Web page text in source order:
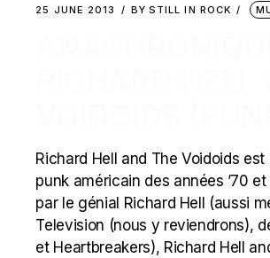
25 JUNE 2013 BY STILL IN ROCK
Richard Hell and The Voidoids
punk américain des années ’70 et
par le génial Richard Hell (aussi
Television (nous y reviendrons),
et Heartbreakers), Richard Hell